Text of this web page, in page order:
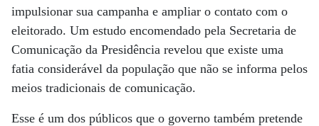
impulsionar sua campanha e ampliar o contato com o
eleitorado. Um estudo encomendado pela Secretaria de
Comunicação da Presidência revelou que existe uma
fatia considerável da população que não se informa pelos
meios tradicionais de comunicação.
Esse é um dos públicos que o governo também pretende